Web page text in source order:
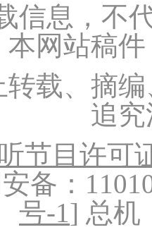
信息，不
本网站稿
转载、摘
追
节目许可
备：
号-1] 总机